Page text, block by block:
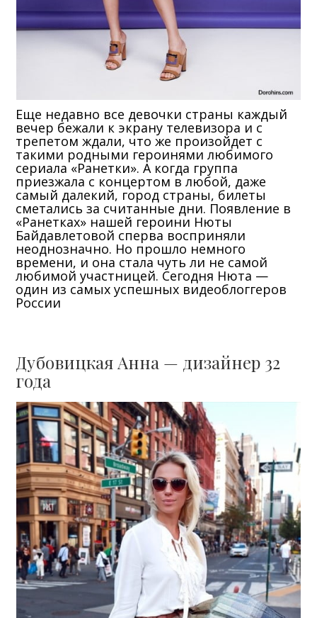
Еще недавно все девочки страны каждый
вечер бежали к экрану телевизора и с
трепетом ждали, что же произойдет с
такими родными героинями любимого
сериала «Ранетки». А когда группа
приезжала с концертом в любой, даже
самый далекий, город страны, билеты
сметались за считанные дни. Появление в
«Ранетках» нашей героини Нюты
Байдавлетовой сперва восприняли
неоднозначно. Но прошло немного
времени, и она стала чуть ли не самой
любимой участницей. Сегодня Нюта —
один из самых успешных видеоблоггеров
России
Дубовицкая Анна — дизайнер 32
года